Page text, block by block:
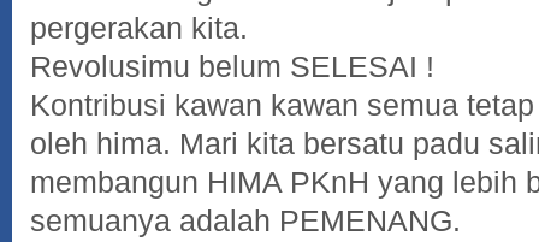
pergerakan kita.
Revolusimu belum SELESAI !
Kontribusi kawan kawan semua
oleh hima. Mari kita bersatu padu
membangun HIMA PKnH yang lebih
semuanya adalah PEMENANG.